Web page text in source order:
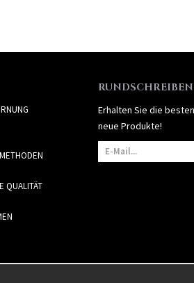
QUALITÄT
RUNDSCHREIBEN
Erhalten Sie die
neue Produkte!